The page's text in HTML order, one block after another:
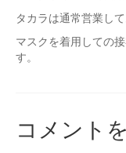
商品を探す
上置仏壇
タカラオ
タカラは通常営業して
マスクを着用しての
す。
コメント